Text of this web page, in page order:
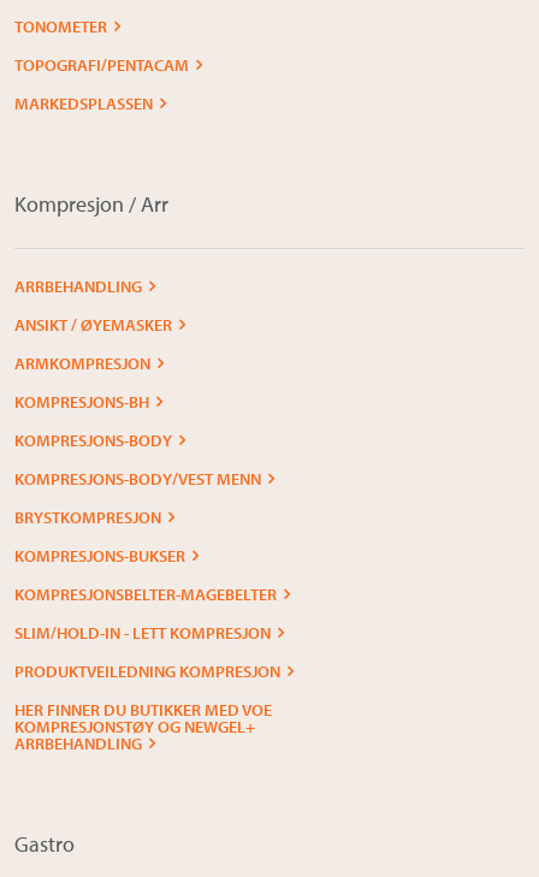
TONOMETER
TOPOGRAFI/PENTACAM
MARKEDSPLASSEN
Kompresjon / Arr
ARRBEHANDLING
ANSIKT / ØYEMASKER
ARMKOMPRESJON
KOMPRESJONS-BH
KOMPRESJONS-BODY
KOMPRESJONS-BODY/VEST MENN
BRYSTKOMPRESJON
KOMPRESJONS-BUKSER
KOMPRESJONSBELTER-MAGEBELTER
SLIM/HOLD-IN - LETT KOMPRESJON
PRODUKTVEILEDNING KOMPRESJON
HER FINNER DU BUTIKKER MED VOE
KOMPRESJONSTØY OG NEWGEL+
ARRBEHANDLING
Gastro